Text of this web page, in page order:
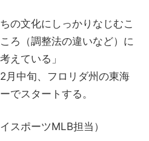
の文化にしっかりなじむこ
ろ（調整法の違いなど）に
えている」
月中旬、フロリダ州の東海
でスタートする。
スポーツMLB担当）